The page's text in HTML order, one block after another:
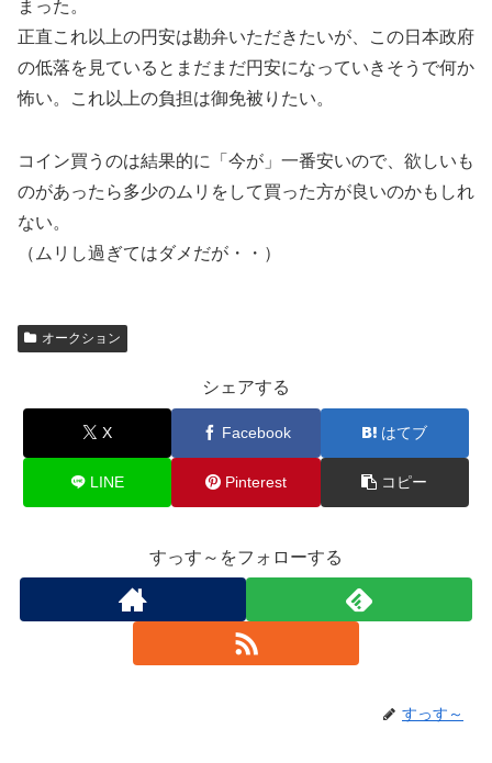
まった。
正直これ以上の円安は勘弁いただきたいが、この日本政府
の低落を見ているとまだまだ円安になっていきそうで何か
怖い。これ以上の負担は御免被りたい。
コイン買うのは結果的に「今が」一番安いので、欲しいも
のがあったら多少のムリをして買った方が良いのかもしれ
ない。
（ムリし過ぎてはダメだが・・）
オークション
シェアする
X Facebook はてブ
LINE Pinterest コピー
すっす～をフォローする
すっす～